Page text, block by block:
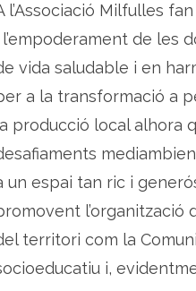
l’Associació Milfulles
l’empoderament de les
vida saludable i en
a la transformació a
producció local alhora
un espai tan ric i
l’organització
territori com la
i,